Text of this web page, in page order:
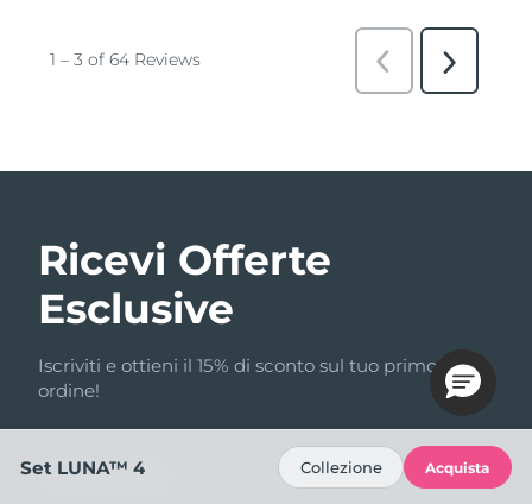
Ricevi Offerte
Esclusive
Iscriviti e ottieni il 15% di sconto sul tuo primo
ordine!
Indirizzo email
Set LUNA™ 4 Collezione Acquista